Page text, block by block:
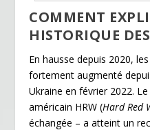
COMMENT
HISTORIQUE
En hausse depuis 2020,
fortement augmenté
Ukraine en février 2022.
américain HRW (Hard Red
échangée – a atteint un